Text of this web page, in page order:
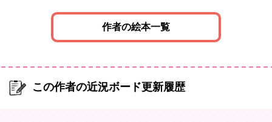
作者の絵本一覧
この作者の近況ボード更新履歴